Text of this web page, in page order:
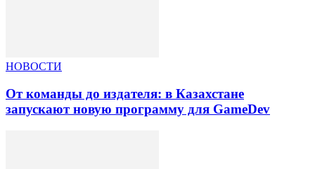
НОВОСТИ
От команды до издателя: в Казахстане
запускают новую программу для GameDev